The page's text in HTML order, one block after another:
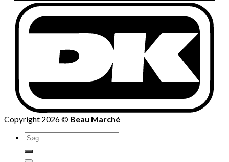
Copyright 2026 © Beau Marché
Søg
efter: